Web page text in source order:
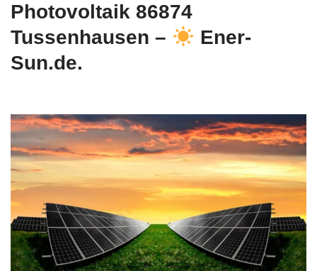
Photovoltaik 86874
Tussenhausen –
Ener-
Sun.de.